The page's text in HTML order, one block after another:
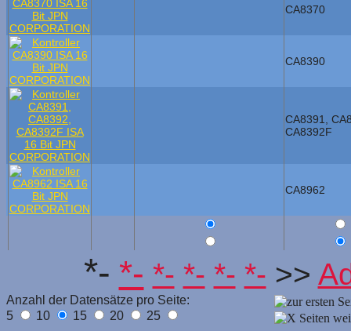
CA8370
CA8390
CA8391,
CA8392F
CA8962
*- *- *- *- *- *- >>
Anzahl der Datensätze pro Seite:
5
10 15 20 25